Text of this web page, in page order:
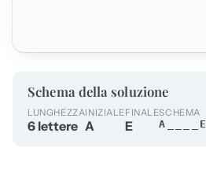
Schema della soluzione
LUNGHEZZA
6 lettere
INIZIALE
A
FINALE
E
SCHEMA
A____E